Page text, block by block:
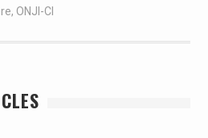
, ONJI-CI